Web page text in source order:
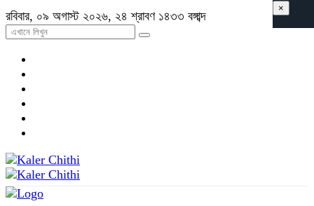
রবিবার, ০৯ অগাস্ট ২০২৬, ২৪ শ্রাবণ ১৪৩৩ বঙ্গাব্দ
×